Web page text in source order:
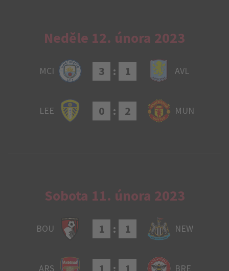
Neděle 12. února 2023
MCI 3 : 1 AVL
LEE 0 : 2 MUN
Sobota 11. února 2023
BOU 1 : 1 NEW
ARS BRE